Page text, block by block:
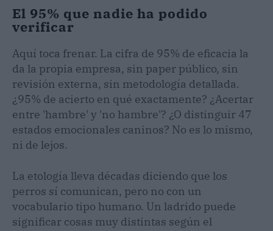
El 95% que nadie ha podido
verificar
Aquí toca frenar. La cifra de 95% de eficacia la
da la propia empresa, sin paper público, sin
revisión externa, sin metodología detallada.
¿95% de acierto en qué exactamente? ¿Acertar
entre 'hambre' y 'no hambre'? ¿O distinguir 47
estados emocionales caninos? No es lo mismo,
ni de lejos.
La etología lleva décadas diciendo que los
perros sí comunican, pero no con un
vocabulario tipo humano. Un ladrido puede
significar cosas muy distintas según el